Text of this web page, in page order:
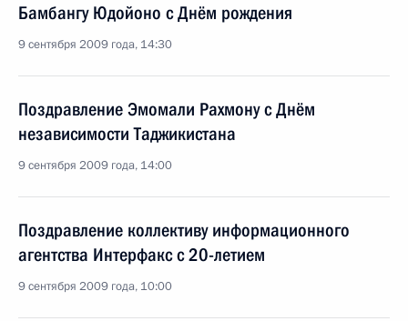
Бамбангу Юдойоно с Днём рождения
9 сентября 2009 года, 14:30
Поздравление Эмомали Рахмону с Днём
независимости Таджикистана
9 сентября 2009 года, 14:00
Поздравление коллективу информационного
агентства Интерфакс с 20-летием
9 сентября 2009 года, 10:00